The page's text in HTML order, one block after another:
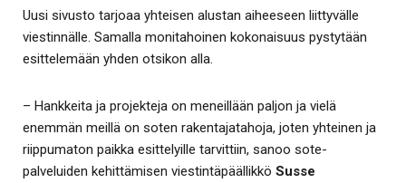
Uusi sivusto tarjoaa yhteisen alustan aiheeseen liittyvälle
viestinnälle. Samalla monitahoinen kokonaisuus pystytään
esittelemään yhden otsikon alla.
– Hankkeita ja projekteja on meneillään paljon ja vielä
enemmän meillä on soten rakentajatahoja, joten yhteinen ja
riippumaton paikka esittelyille tarvittiin, sanoo sote-
palveluiden kehittämisen viestintäpäällikkö Susse